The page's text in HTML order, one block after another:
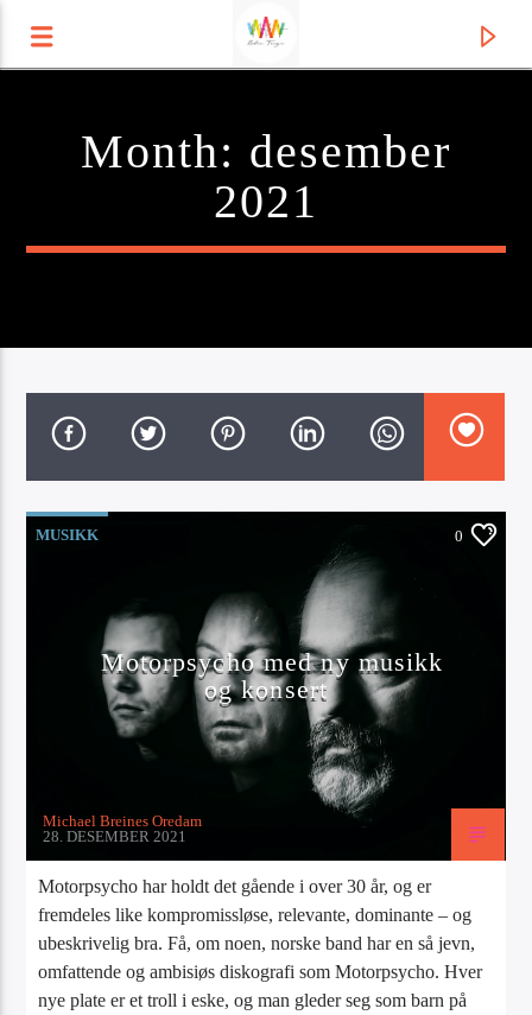
Radio Tango
Current track
Title
Artist
Radio Tango
Month: desember
2021
MUSIKK 0
Motorpsycho med ny musikk
og konsert
Michael Breines Oredam
28. DESEMBER 2021
Motorpsycho har holdt det gående i over 30 år, og er
fremdeles like kompromissløse, relevante, dominante – og
ubeskrivelig bra. Få, om noen, norske band har en så jevn,
omfattende og ambisiøs diskografi som Motorpsycho. Hver
nye plate er et troll i eske, og man gleder seg som barn på